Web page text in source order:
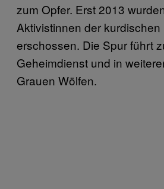
zum Opfer. Erst 2013
Aktivistinnen der kurdischen
erschossen. Die Spur führt
Geheimdienst und in
Grauen Wölfen.